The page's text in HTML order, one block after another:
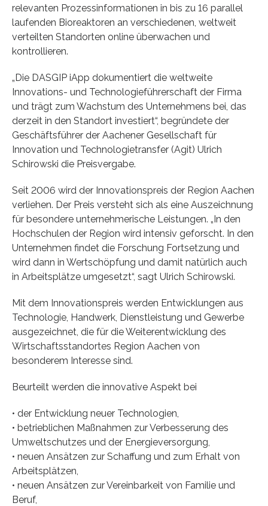
relevanten Prozessinformationen in bis zu 16 parallel
laufenden Bioreaktoren an verschiedenen, weltweit
verteilten Standorten online überwachen und
kontrollieren.
„Die DASGIP iApp dokumentiert die weltweite
Innovations- und Technologieführerschaft der Firma
und trägt zum Wachstum des Unternehmens bei, das
derzeit in den Standort investiert“, begründete der
Geschäftsführer der Aachener Gesellschaft für
Innovation und Technologietransfer (Agit) Ulrich
Schirowski die Preisvergabe.
Seit 2006 wird der Innovationspreis der Region Aachen
verliehen. Der Preis versteht sich als eine Auszeichnung
für besondere unternehmerische Leistungen. „In den
Hochschulen der Region wird intensiv geforscht. In den
Unternehmen findet die Forschung Fortsetzung und
wird dann in Wertschöpfung und damit natürlich auch
in Arbeitsplätze umgesetzt“, sagt Ulrich Schirowski.
Mit dem Innovationspreis werden Entwicklungen aus
Technologie, Handwerk, Dienstleistung und Gewerbe
ausgezeichnet, die für die Weiterentwicklung des
Wirtschaftsstandortes Region Aachen von
besonderem Interesse sind.
Beurteilt werden die innovative Aspekt bei
• der Entwicklung neuer Technologien,
• betrieblichen Maßnahmen zur Verbesserung des
Umweltschutzes und der Energieversorgung,
• neuen Ansätzen zur Schaffung und zum Erhalt von
Arbeitsplätzen,
• neuen Ansätzen zur Vereinbarkeit von Familie und
Beruf,